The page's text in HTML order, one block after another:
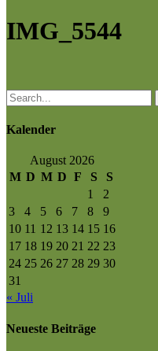
IMG_5544
Kalender
August 2026
M D M D F S
S
1
2
3
4 5 6 7 8
9
10 11 12 13 14 15 16
17 18 19 20 21 22 23
24 25 26 27 28 29 30
31
« Juli
Neueste Beiträge